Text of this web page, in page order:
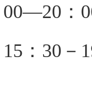
00—20：
：30